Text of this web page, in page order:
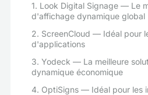
1. Look Digital Signage — Le
d'affichage dynamique global
2. ScreenCloud — Idéal pour
d'applications
3. Yodeck — La meilleure
dynamique économique
4. OptiSigns — Idéal pour les